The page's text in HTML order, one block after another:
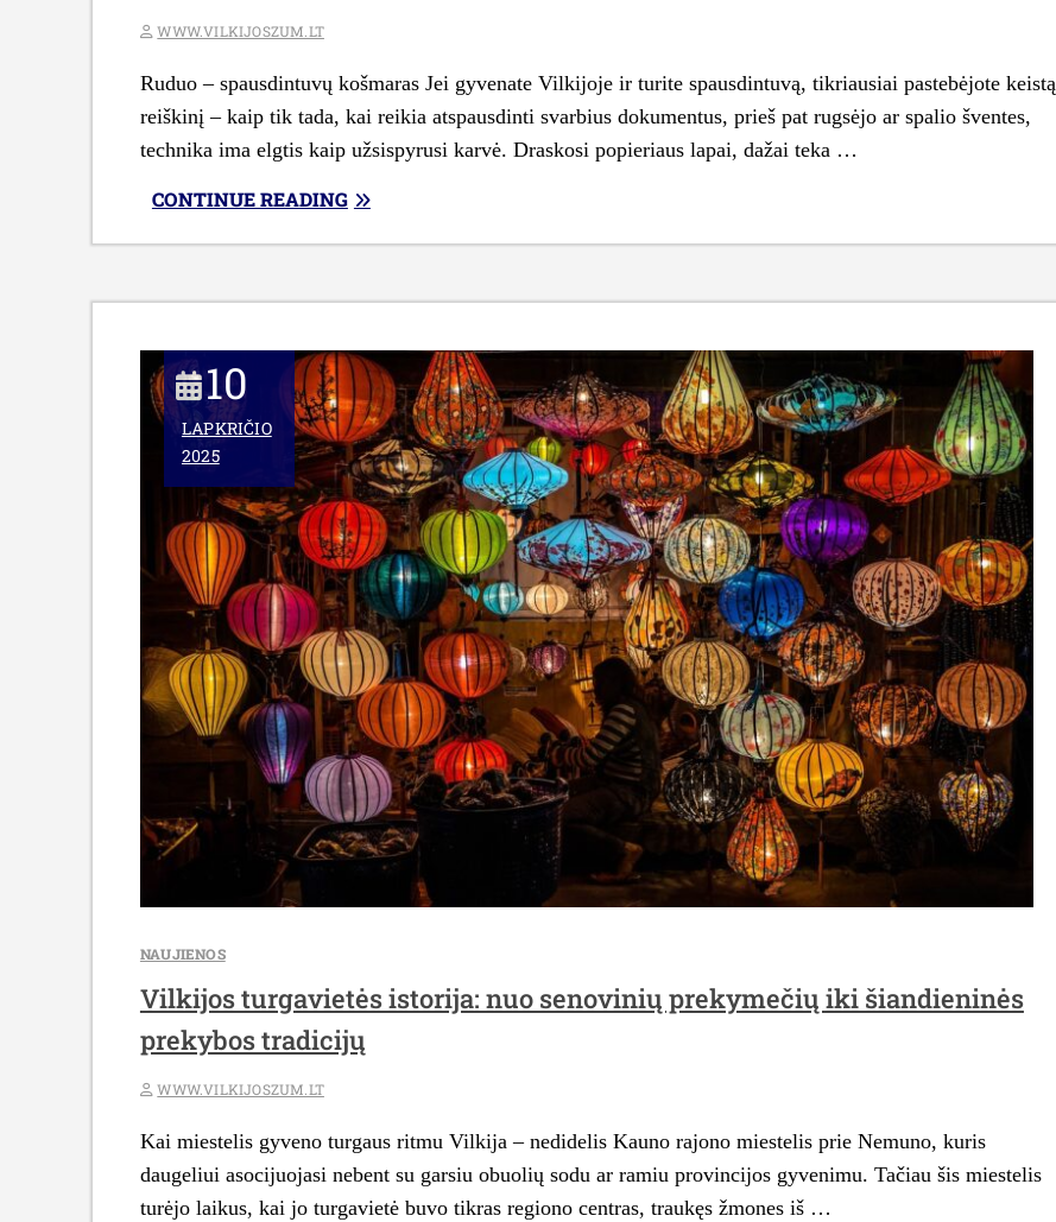
WWW.VILKIJOSZUM.LT
Ruduo – spausdintuvų košmaras Jei gyvenate Vilkijoje ir turite spausdintuvą, tikriausiai pastebėjote keistą
reiškinį – kaip tik tada, kai reikia atspausdinti svarbius dokumentus, prieš pat rugsėjo ar spalio šventes,
technika ima elgtis kaip užsispyrusi karvė. Draskosi popieriaus lapai, dažai teka …
CONTINUE READING„KODĖL
RUDENĮ:
VIETINIŲ
MEISTRŲ
ATSKLEISTOS
PRIEŽASTYS
IR
PATARIMAI”
10
LAPKRIČIO
2025
NAUJIENOS
Vilkijos turgavietės istorija: nuo senovinių prekymečių iki šiandieninės
prekybos tradicijų
WWW.VILKIJOSZUM.LT
Kai miestelis gyveno turgaus ritmu Vilkija – nedidelis Kauno rajono miestelis prie Nemuno, kuris
daugeliui asocijuojasi nebent su garsiu obuolių sodu ar ramiu provincijos gyvenimu. Tačiau šis miestelis
turėjo laikus, kai jo turgavietė buvo tikras regiono centras, traukęs žmones iš …